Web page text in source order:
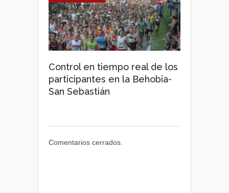
Control en tiempo real de los
participantes en la Behobia-
San Sebastián
Comentarios cerrados.